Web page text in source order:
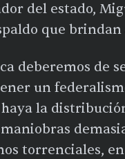
del estado,
que brindan
deberemos de
un
la
torrenciales,